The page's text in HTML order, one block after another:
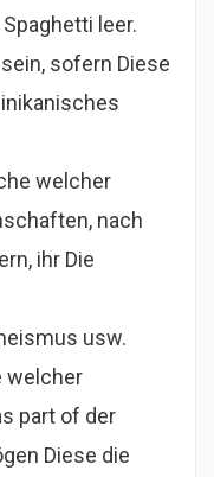
leer.
sofern Diese
welcher
nach
ihr Die
usw.
welcher
part of der
Diese die